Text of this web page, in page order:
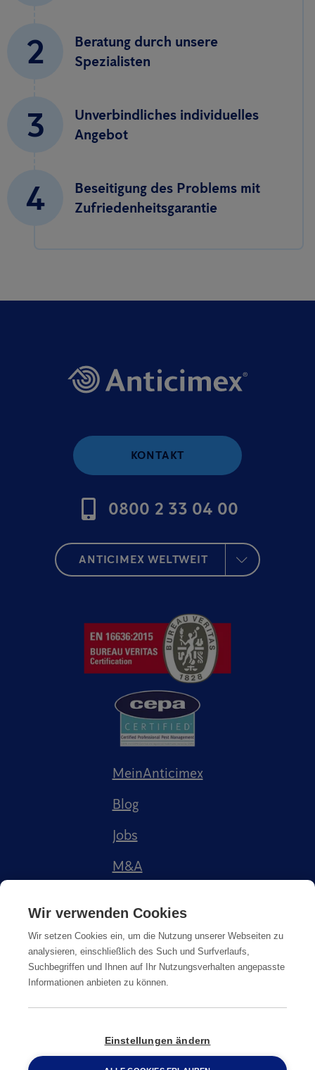
2
Beratung durch unsere
Spezialisten
3
Unverbindliches individuelles
Angebot
4
Beseitigung des Problems mit
Zufriedenheitsgarantie
KONTAKT
0800 2 33 04 00
ANTICIMEX WELTWEIT
MeinAnticimex
Blog
Jobs
M&A
Cookie-Richtlinie
Wir verwenden Cookies
Wir setzen Cookies ein, um die Nutzung unserer Webseiten zu
analysieren, einschließlich des Such und Surfverlaufs,
Suchbegriffen und Ihnen auf Ihr Nutzungsverhalten angepasste
Informationen anbieten zu können.
Einstellungen ändern